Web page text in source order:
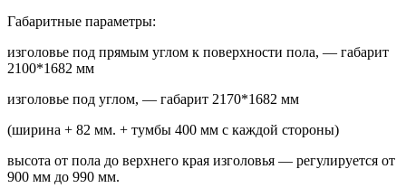
Габаритные параметры:
изголовье под прямым углом к поверхности пола, — габарит
2100*1682 мм
изголовье под углом, — габарит 2170*1682 мм
(ширина + 82 мм. + тумбы 400 мм с каждой стороны)
высота от пола до верхнего края изголовья — регулируется от
900 мм до 990 мм.